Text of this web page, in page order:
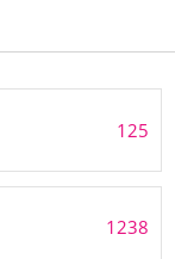
125
1238